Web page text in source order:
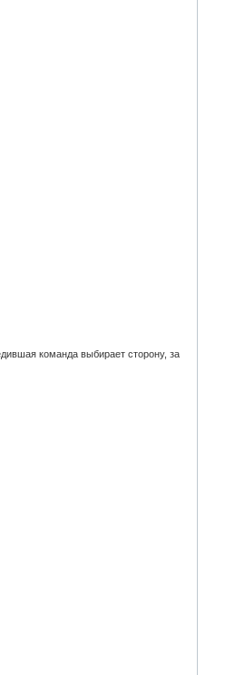
команда выбирает сторону, за